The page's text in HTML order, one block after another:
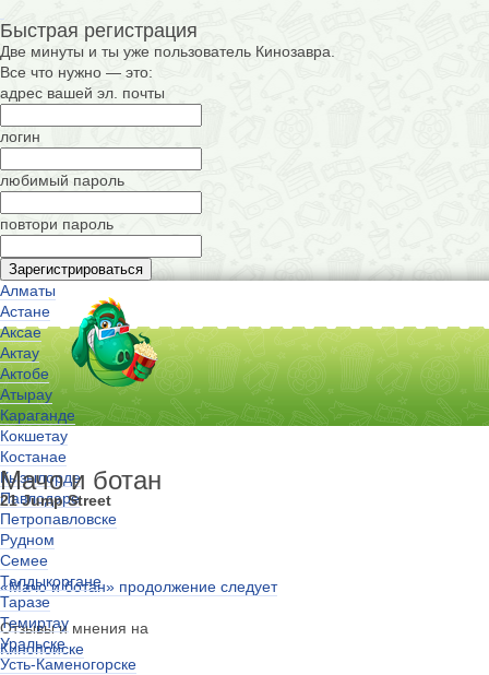
Быстрая регистрация
Две минуты и ты уже пользователь Кинозавра.
Все что нужно — это:
адрес вашей эл. почты
логин
любимый пароль
повтори пароль
Алматы
Астане
Аксае
Актау
Актобе
Атырау
Караганде
Кокшетау
Костанае
Кызылорде
Павлодаре
Петропавловске
Рудном
Семее
Талдыкоргане
Таразе
Темиртау
Уральске
Усть-Каменогорске
Мачо и ботан
21 Jump Street
«Мачо и ботан» продолжение следует
Отзывы и мнения на
Кинопоиске